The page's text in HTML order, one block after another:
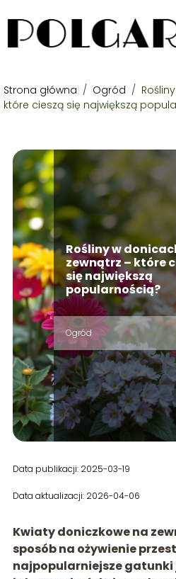
Strona główna / Ogród /
które cieszą się największą
Rośliny w
zewnątrz – które
się największą
popularnością?
Ogród
Data publikacji: 2025-03-19
Data aktualizacji: 2026-04-06
Kwiaty doniczkowe na
sposób na ożywienie
najpopularniejsze